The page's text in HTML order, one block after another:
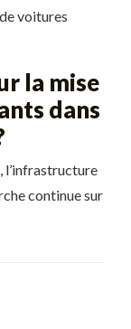
voitures
la mise
dans
l’infrastructure
continue sur